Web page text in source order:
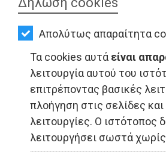
Απολύτως απαραίτητα
Τα cookies αυτά είναι
λειτουργία αυτού του
επιτρέποντας βασικές
πλοήγηση στις σελίδες
λειτουργίες. Ο ιστότοπος
λειτουργήσει σωστά
ΟΙΚΟΝΟΜΙΑ
ΑΘΛΗΤΙΣΜΟΣ
ΠΟΛΙΤΙΣΜΟΣ
ΣΠΙΤΙ-
ΚΗΠΟΣ
ΥΓΕΙΑ
ΨΙΘΥΡΟΙ - Ανατολική Αττική